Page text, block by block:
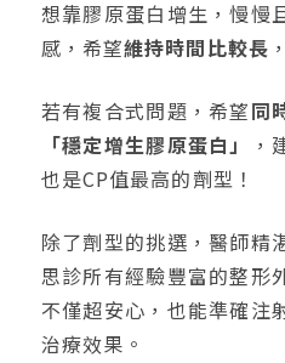
想靠膠原蛋白增生，慢慢
感，希望維持時間比較長
若有複合式問題，希望同
「穩定增生膠原蛋白」
，
也是CP值最高的劑型！
除了劑型的挑選，醫師精
思診所有經驗豐富的整形
不僅超安心，也能準確注
治療效果。